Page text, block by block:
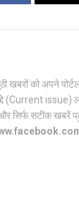
खबरों को अपने
(Current
सटीक खबरें